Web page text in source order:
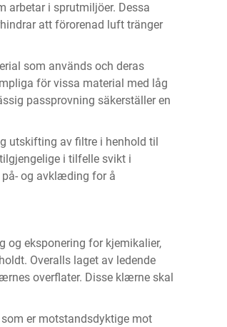
arbetar i sprutmiljöer. Dessa
att förorenad luft tränger
som används och deras
för vissa material med låg
passprovning säkerställer en
utskifting av filtre i henhold til
i tilfelle svikt i
på- og avklæding for å
og eksponering for kjemikalier,
Overalls laget av ledende
overflater. Disse klærne skal
er motstandsdyktige mot